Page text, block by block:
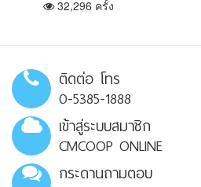
32,296 ครั้ง
ติดต่อ โทร
0-5385-1888
เข้าสู่ระบบสมาชิก
CMCOOP ONLINE
กระดานถามตอบ